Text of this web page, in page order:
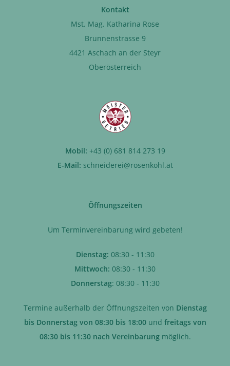
Kontakt
Mst. Mag. Katharina Rose
Brunnenstrasse 9
4421 Aschach an der Steyr
Oberösterreich
Mobil: +43 (0) 681 814 273 19
E-Mail: schneiderei@rosenkohl.at
Öffnungszeiten
Um Terminvereinbarung wird gebeten!
Dienstag: 08:30 - 11:30
Mittwoch: 08:30 - 11:30
Donnerstag: 08:30 - 11:30
Termine außerhalb der Öffnungszeiten von Dienstag
bis Donnerstag von 08:30 bis 18:00und freitags von
08:30 bis 11:30 nach Vereinbarungmöglich.